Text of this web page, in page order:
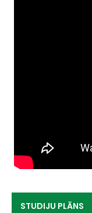
STUDIJU PLĀNS